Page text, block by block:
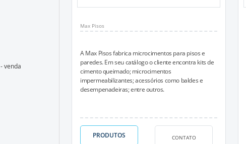
venda
Max Pisos
A Max Pisos fabrica microcimentos para pisos e
paredes. Em seu catálogo o cliente encontra kits de
cimento queimado; microcimentos
impermeabilizantes; acessórios como baldes e
desempenadeiras; entre outros.
PRODUTOS CONTATO